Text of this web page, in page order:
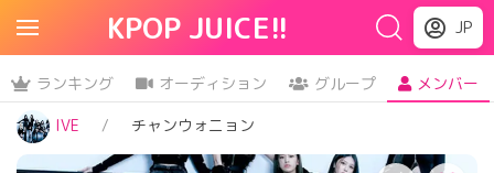
KPOP JUICE!! JP
ランキング オーディション グループ
メンバー
IVE
チャンウォニョン